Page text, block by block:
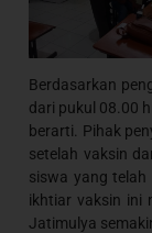
Berdasarkan
dari pukul 08.00
berarti. Pihak
setelah vaksin
siswa yang telah
ikhtiar vaksin ini
Jatimulya